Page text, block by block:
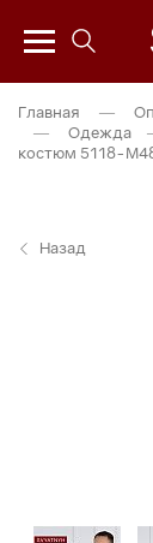
Главная —
—
Одежда
костюм 5118-
Назад